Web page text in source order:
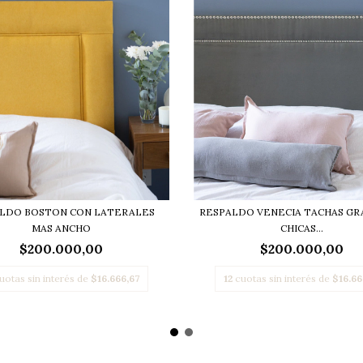
BOSTON CON LATERALES
MAS ANCHO
$200.000,00
sin interés de $16.666,67
RESPALDO VENECIA TACHAS
CHICAS...
$200.000,00
12 cuotas sin interés de